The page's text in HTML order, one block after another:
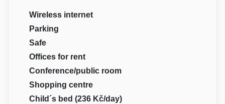
Wireless internet
Parking
Safe
Offices for rent
Conference/public room
Shopping centre
Child´s bed (236 Kč/day)